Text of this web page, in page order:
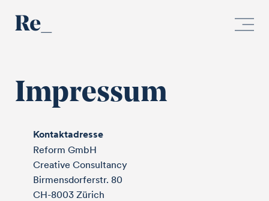
Impressum
Kontaktadresse
Reform GmbH
Creative Consultancy
Birmensdorferstr. 80
CH-8003 Zürich